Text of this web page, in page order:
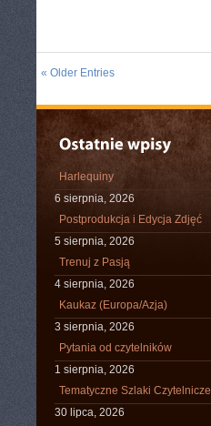
« Older Entries
Harlequiny
6 sierpnia, 2026
Postprodukcja i Edycja Zdjęć
5 sierpnia, 2026
Trenuj z Pasją
4 sierpnia, 2026
Kaukaz (Europa/Azja)
3 sierpnia, 2026
Pytania od czytelników
1 sierpnia, 2026
Tematyczne Szlaki Czytelnicze
30 lipca, 2026